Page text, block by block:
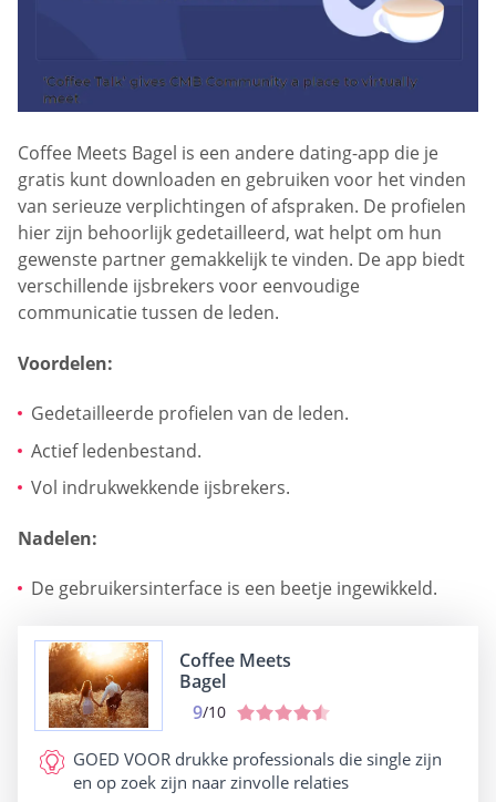
Coffee Meets Bagel is een andere dating-app die je
gratis kunt downloaden en gebruiken voor het vinden
van serieuze verplichtingen of afspraken. De profielen
hier zijn behoorlijk gedetailleerd, wat helpt om hun
gewenste partner gemakkelijk te vinden. De app biedt
verschillende ijsbrekers voor eenvoudige
communicatie tussen de leden.
Voordelen:
Gedetailleerde profielen van de leden.
Actief ledenbestand.
Vol indrukwekkende ijsbrekers.
Nadelen:
De gebruikersinterface is een beetje ingewikkeld.
Coffee Meets
Bagel
9/10
GOED VOOR drukke professionals die single zijn
en op zoek zijn naar zinvolle relaties